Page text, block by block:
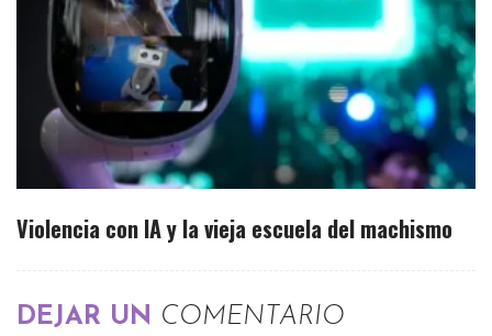
Violencia con IA y la vieja escuela del machismo
DEJAR UN COMENTARIO